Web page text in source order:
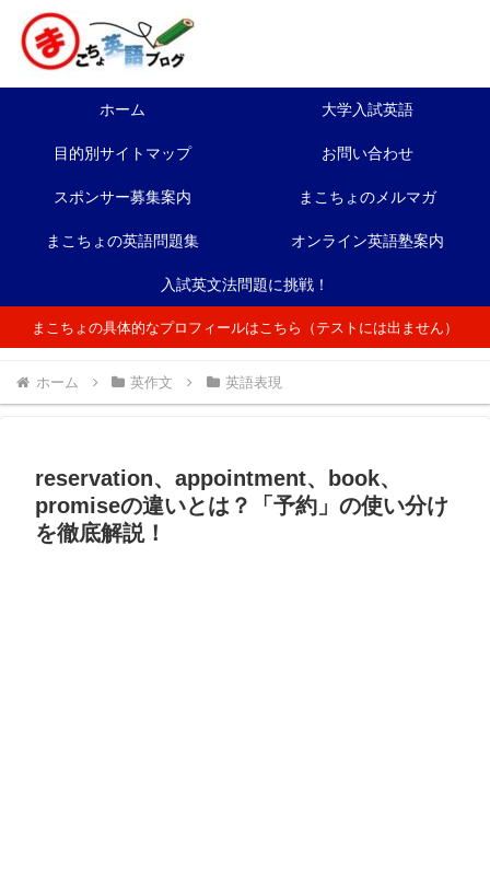
ホーム 大学入試英語
目的別サイトマップ お問い合わせ
スポンサー募集案内 まこちょのメルマガ
まこちょの英語問題集 オンライン英語塾案内
入試英文法問題に挑戦！
まこちょの具体的なプロフィールはこちら（テストには出ません）
ホーム 英作文 英語表現
reservation、appointment、book、
promiseの違いとは？「予約」の使い分け
を徹底解説！